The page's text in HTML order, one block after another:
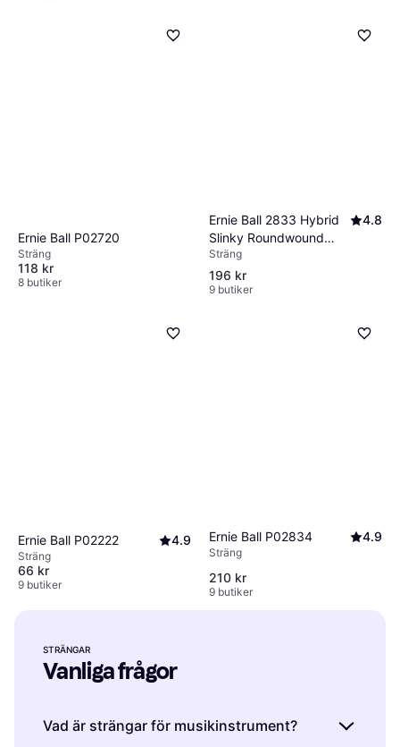
Ernie Ball P02720
Sträng
118 kr
8 butiker
Ernie Ball 2833 Hybrid
Slinky Roundwound
Bass Strings
4.8
Sträng
196 kr
9 butiker
Ernie Ball P02222 4.9
Sträng
66 kr
9 butiker
Ernie Ball P02834 4.9
Sträng
210 kr
9 butiker
STRÄNGAR
Vanliga frågor
Vad är strängar för musikinstrument?